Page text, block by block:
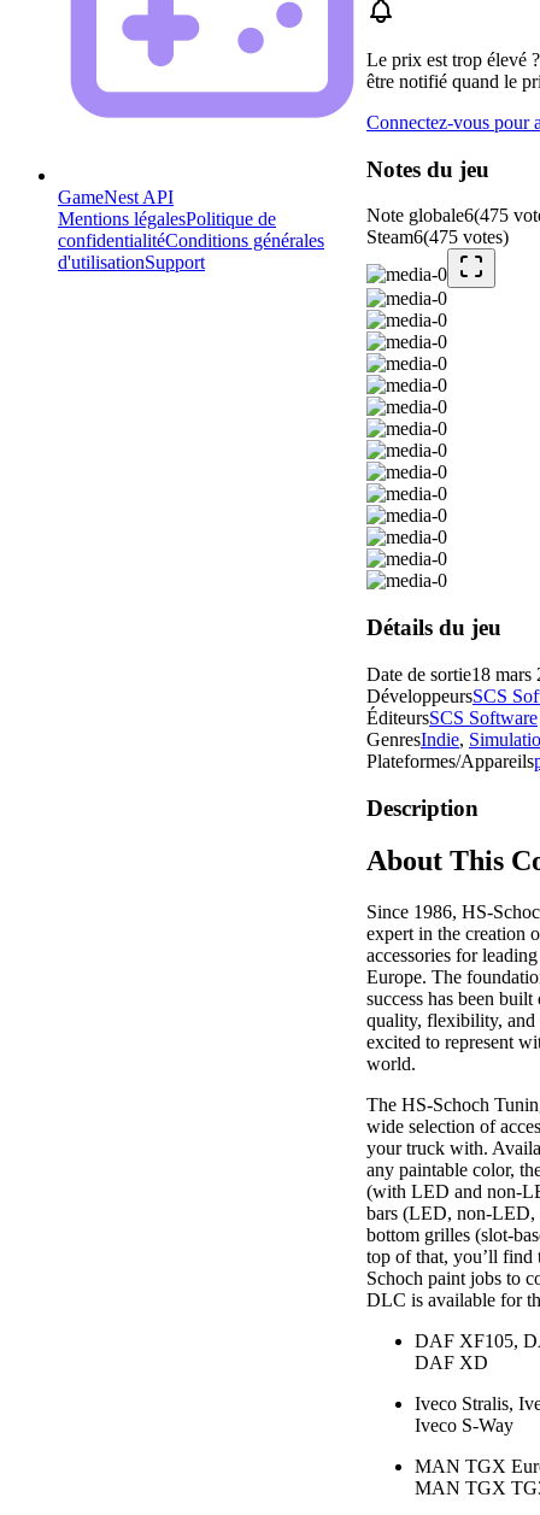
GameNest API
Mentions légalesPolitique de
confidentialitéConditions générales
d'utilisationSupport
Le prix est trop élevé
être notifié quand le
Connectez-vous pour
Notes du jeu
Note globale6(475
Steam6(475 votes)
Détails du jeu
Date de sortie18 mars
DéveloppeursSCS
ÉditeursSCS Software
GenresIndie,
Plateformes/Appareils
Description
About This
Since 1986, HS-
expert in the creation
accessories for
Europe. The
success has been
quality, flexibility,
excited to represent
world.
The HS-Schoch
wide selection of
your truck with.
any paintable color,
(with LED and non-
bars (LED, non-LED,
bottom grilles (slot-
top of that, you’ll
Schoch paint jobs to
DLC is available for
DAF XF105,
DAF XD
Iveco Stralis,
Iveco S-Way
MAN TGX
MAN TGX